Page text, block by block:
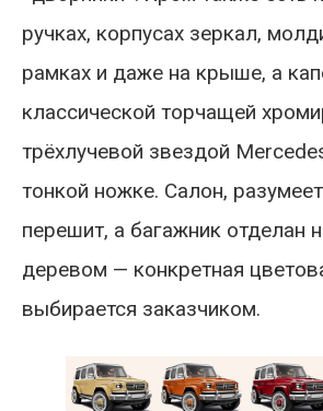
ручках, корпусах зеркал,
рамках и даже на крыше, а
классической торчащей
трёхлучевой звездой
тонкой ножке. Салон,
перешит, а багажник отделан
деревом — конкретная
выбирается заказчиком.